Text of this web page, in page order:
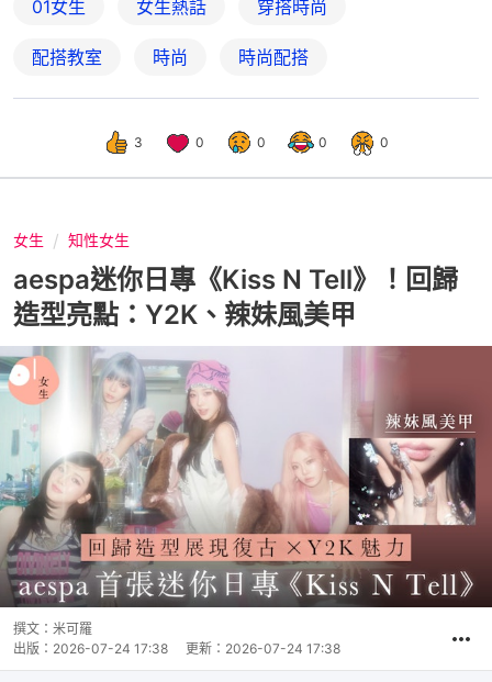
01女生 女生熱話 穿搭時尚
配搭教室 時尚 時尚配搭
3 0 0 0 0
女生 知性女生
aespa迷你日專《Kiss N Tell》！回歸
造型亮點：Y2K、辣妹風美甲
撰文： 米可羅
出版： 2026-07-24 17:38 更新： 2026-07-24 17:38